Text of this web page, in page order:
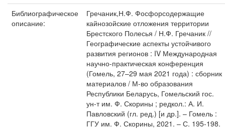
Библиографическое
описание:
Гречаник,Н.Ф. Фосфорсодержащие
кайнозойские отложения территории
Брестского Полесья / Н.Ф. Гречаник //
Географические аспекты устойчивого
развития регионов : IV Международная
научно-практическая конференция
(Гомель, 27–29 мая 2021 года) : сборник
материалов / М-во образования
Республики Беларусь, Гомельский гос.
ун-т им. Ф. Скорины ; редкол.: А. И.
Павловский (гл. ред.) [и др.]. – Гомель :
ГГУ им. Ф. Скорины, 2021. – С. 195-198.